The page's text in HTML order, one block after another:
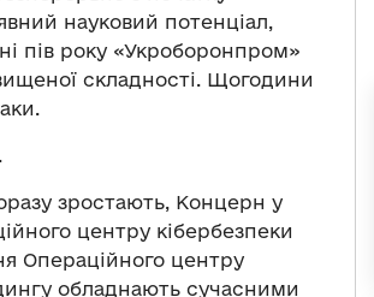
науковий потенціал,
пів року «Укроборонпром»
складності. Щогодини
зростають, Концерн у
центру кібербезпеки
Операційного центру
обладнають сучасними